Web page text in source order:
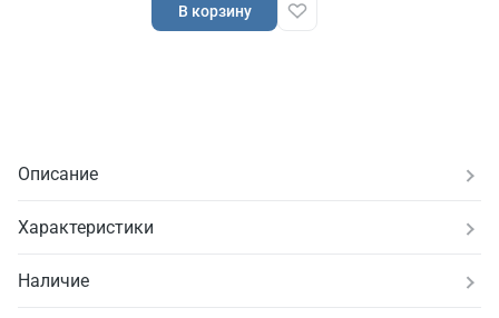
В корзину
Описание
Характеристики
Наличие